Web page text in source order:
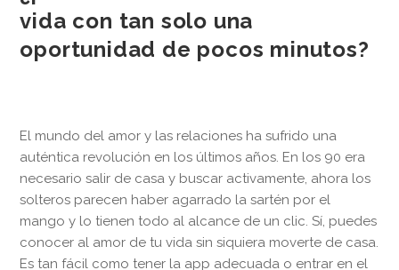
vida con tan solo una
oportunidad de pocos minutos?
El mundo del amor y las relaciones ha sufrido una
auténtica revolución en los últimos años. En los 90 era
necesario salir de casa y buscar activamente, ahora los
solteros parecen haber agarrado la sartén por el
mango y lo tienen todo al alcance de un clic. Sí, puedes
conocer al amor de tu vida sin siquiera moverte de casa.
Es tan fácil como tener la app adecuada o entrar en el